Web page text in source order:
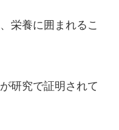
栄養に囲まれるこ
研究で証明されて